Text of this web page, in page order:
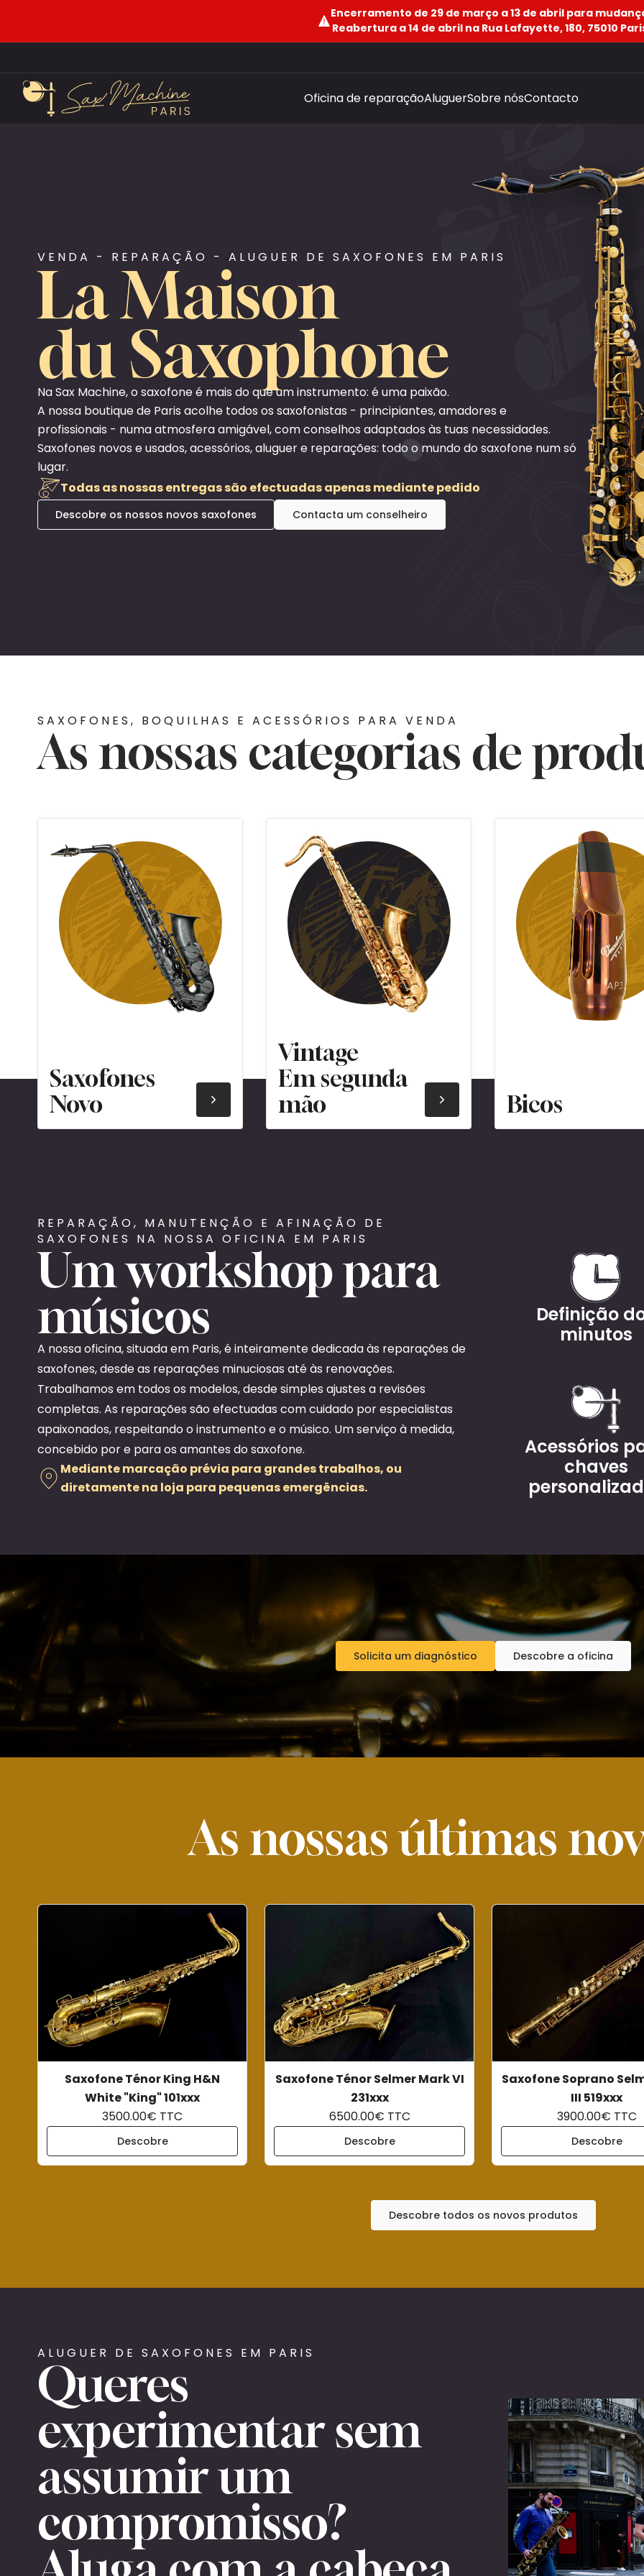
Encerramento de 29 de março a 13 de abril para
Reabertura a 14 de abril na Rua Lafayette, 180, 75010
Oficina de reparaçãoAluguerSobre nósContacto
VENDA - REPARAÇÃO - ALUGUER DE SAXOFONES EM PARIS
La Maison
du Saxophone
Na Sax Machine, o saxofone é mais do que um instrumento: é uma paixão.
A nossa boutique de Paris acolhe todos os saxofonistas - principiantes, amadores e
profissionais - numa atmosfera amigável, com conselhos adaptados às tuas necessidades.
Saxofones novos e usados, acessórios, aluguer e reparações: todo o mundo do saxofone num só
lugar.
Todas as nossas entregas são efectuadas apenas mediante pedido
Descobre os nossos novos saxofones Contacta um conselheiro
SAXOFONES, BOQUILHAS E ACESSÓRIOS PARA VENDA
As nossas categorias de
Saxofones
Novo
Vintage
Em segunda
mão
Bicos
REPARAÇÃO, MANUTENÇÃO E AFINAÇÃO DE
SAXOFONES NA NOSSA OFICINA EM PARIS
Um workshop para
músicos
A nossa oficina, situada em Paris, é inteiramente dedicada às reparações de
saxofones, desde as reparações minuciosas até às renovações.
Trabalhamos em todos os modelos, desde simples ajustes a revisões
completas. As reparações são efectuadas com cuidado por especialistas
apaixonados, respeitando o instrumento e o músico. Um serviço à medida,
concebido por e para os amantes do saxofone.
Mediante marcação prévia para grandes trabalhos, ou
diretamente na loja para pequenas emergências.
Definição
minutos
Acessórios
chaves
Solicita um diagnóstico Descobre a oficina
As nossas últimas
Saxofone Ténor King H&N
White "King" 101xxx
3500.00€ TTC
Descobre
Saxofone Ténor Selmer Mark VI
231xxx
6500.00€ TTC
Descobre
Saxofone Soprano
III 519xxx
3900.00€ TTC
Descobre
Descobre todos os novos produtos
ALUGUER DE SAXOFONES EM PARIS
Queres
experimentar sem
assumir um
compromisso?